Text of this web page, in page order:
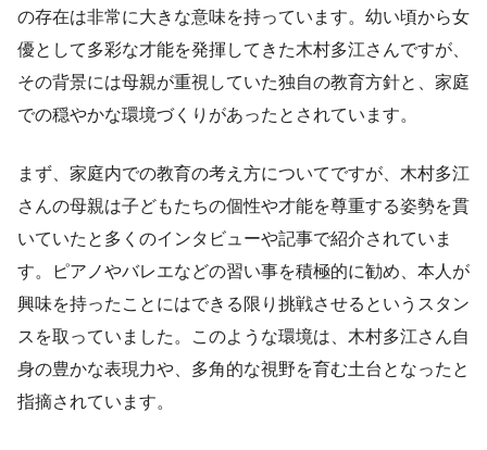
の存在は非常に大きな意味を持っています。幼い頃から女
優として多彩な才能を発揮してきた木村多江さんですが、
その背景には母親が重視していた独自の教育方針と、家庭
での穏やかな環境づくりがあったとされています。
まず、家庭内での教育の考え方についてですが、木村多江
さんの母親は子どもたちの個性や才能を尊重する姿勢を貫
いていたと多くのインタビューや記事で紹介されていま
す。ピアノやバレエなどの習い事を積極的に勧め、本人が
興味を持ったことにはできる限り挑戦させるというスタン
スを取っていました。このような環境は、木村多江さん自
身の豊かな表現力や、多角的な視野を育む土台となったと
指摘されています。